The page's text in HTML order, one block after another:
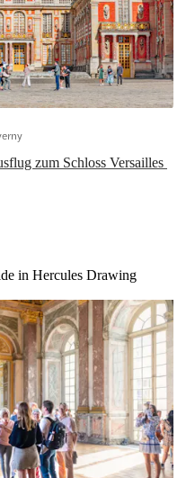
zum Schloss Versailles
in Hercules Drawing